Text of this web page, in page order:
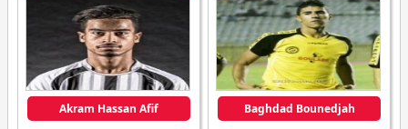
Baghdad Bounedjah
Akram Hassan Afif